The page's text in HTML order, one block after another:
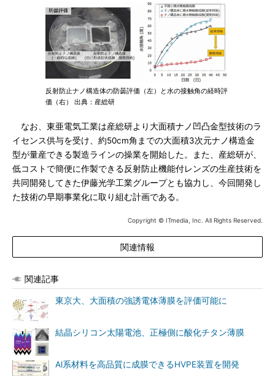
反射防止ナノ構造体の防曇評価（左）と水の接触角の経時評
価（右） 出典：産総研
なお、東亜電気工業は産総研より大面積ナノ凹凸金型技術のラ
イセンス供与を受け、約50cm角までの大面積3次元ナノ構造金
型が量産できる製造ラインの操業を開始した。また、産総研が、
低コストで簡便に作製できる反射防止機能付レンズの生産技術を
共同開発してきた伊藤光学工業グループとも協力し、今回開発し
た技術の早期事業化に取り組む計画である。
Copyright © ITmedia, Inc. All Rights Reserved.
関連情報
関連記事
東京大、大面積の強誘電体薄膜を評価可能に
結晶シリコン太陽電池、正極側に酸化チタン薄膜
Al系材料を高品質に成膜できるHVPE装置を開発